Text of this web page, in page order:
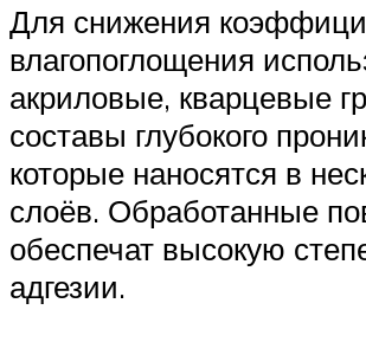
Для снижения
влагопоглощения
акриловые, кварцевые
составы глубокого
которые наносятся в
слоёв. Обработанные
обеспечат высокую
адгезии.